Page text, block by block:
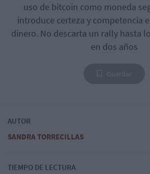
uso de bitcoin como moneda
introduce certeza y competencia
dinero. No descarta un rally hasta
en dos años
AUTOR
SANDRA TORRECILLAS
TIEMPO DE LECTURA